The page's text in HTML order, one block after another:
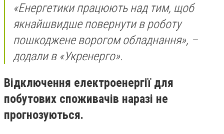
«Енергетики працюють над тим, щоб
якнайшвидше повернути в роботу
пошкоджене ворогом обладнання», –
додали в «Укренерго».
Відключення електроенергії для
побутових споживачів наразі не
прогнозуються.